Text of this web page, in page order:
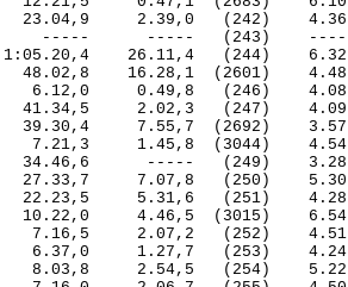
2.39,0   (242)    4.36
-----      -----   (243)    ----
26.11,4   (244)    6.32
16.28,1  (2601)    4.48
0.49,8   (246)    4.08
2.02,3   (247)    4.09
7.55,7  (2692)    3.57
7.21,3     1.45,8  (3044)    4.54
-----   (249)    3.28
7.07,8   (250)    5.30
5.31,6   (251)    4.28
4.46,5  (3015)    6.54
7.16,5     2.07,2   (252)    4.51
6.37,0     1.27,7   (253)    4.24
8.03,8     2.54,5   (254)    5.22